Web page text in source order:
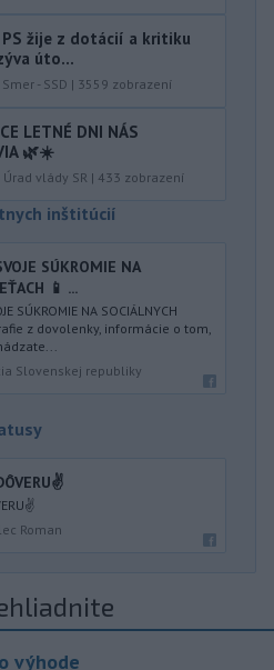
PS žije z dotácií a kritiku
úto...
Smer - SSD | 3559 zobrazení
LETNÉ DNI NÁS
🌿☀️
Úrad vlády SR | 433 zobrazení
inštitúcií
SÚKROMIE NA
📱 ...
SÚKROMIE NA SOCIÁLNYCH
z dovolenky, informácie o tom,
Slovenskej republiky
Roman
výhode